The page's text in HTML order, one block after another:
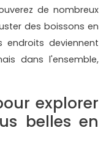
de nombreux
des boissons en
deviennent
dans l'ensemble,
explorer
belles en